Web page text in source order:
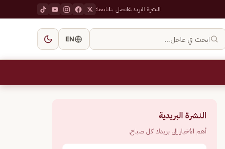
النشرة البريديةاتصل بناتابعنا:
ابحث في عاجل… EN
النشرة البريدية
أهم الأخبار إلى بريدك كل صباح.